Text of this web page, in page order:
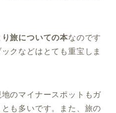
り旅についての本なのです
クなどはとても重宝しま
のマイナースポットもガ
も多いです。また、旅の